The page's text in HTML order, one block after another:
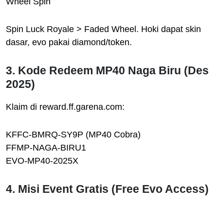
Spin Luck Royale > Faded Wheel. Hoki dapat skin
dasar, evo pakai diamond/token.
3. Kode Redeem MP40 Naga Biru (Des
2025)
Klaim di reward.ff.garena.com:
KFFC-BMRQ-SY9P (MP40 Cobra)
FFMP-NAGA-BIRU1
EVO-MP40-2025X
4. Misi Event Gratis (Free Evo Access)